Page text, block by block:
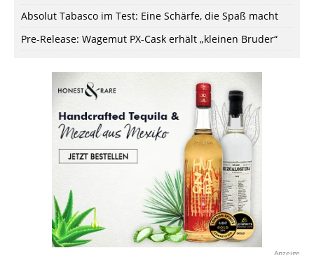
Absolut Tabasco im Test: Eine Schärfe, die Spaß macht
Pre-Release: Wagemut PX-Cask erhält „kleinen Bruder“
Anzeige